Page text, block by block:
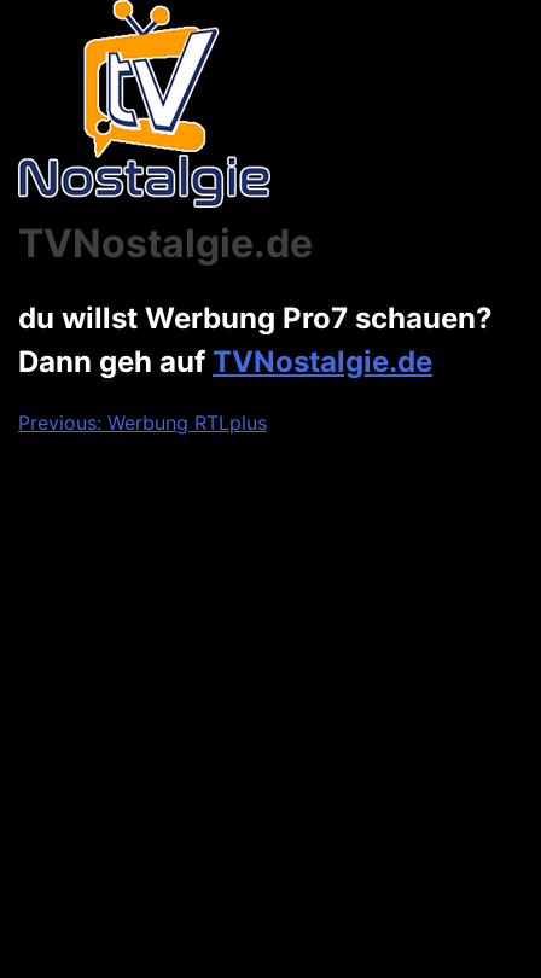
TVNostalgie.de
du willst Werbung Pro7 schauen?
Dann geh auf TVNostalgie.de
Beitragsnavigation
Previous: Werbung RTLplus